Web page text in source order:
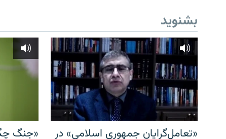
بشنوید
«تعامل‌گرایان جمهوری اسلامی» در
«جنگ